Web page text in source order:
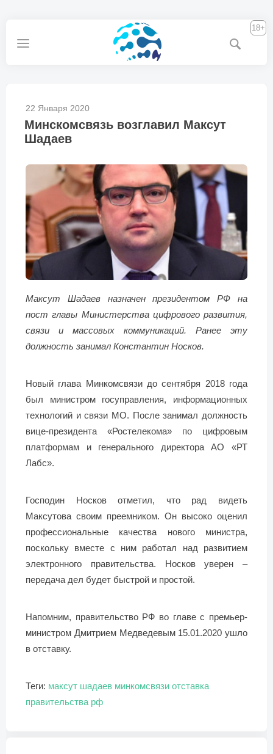
18+
22 Января 2020
Минскомсвязь возглавил Максут
Шадаев
Максут Шадаев назначен президентом РФ на
пост главы Министерства цифрового развития,
связи и массовых коммуникаций. Ранее эту
должность занимал Константин Носков.
Новый глава Минкомсвязи до сентября 2018 года
был министром госуправления, информационных
технологий и связи МО. После занимал должность
вице-президента «Ростелекома» по цифровым
платформам и генерального директора АО «РТ
Лабс».
Господин Носков отметил, что рад видеть
Максутова своим преемником. Он высоко оценил
профессиональные качества нового министра,
поскольку вместе с ним работал над развитием
электронного правительства. Носков уверен –
передача дел будет быстрой и простой.
Напомним, правительство РФ во главе с премьер-
министром Дмитрием Медведевым 15.01.2020 ушло
в отставку.
Теги: максут шадаев минкомсвязи отставка
правительства рф